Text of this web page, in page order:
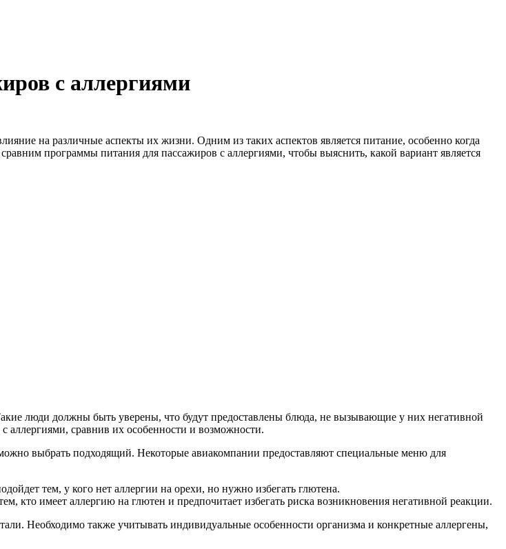
с аллергиями
на различные аспекты их жизни. Одним из таких аспектов является питание, особенно когда
программы питания для пассажиров с аллергиями, чтобы выяснить, какой вариант является
люди должны быть уверены, что будут предоставлены блюда, не вызывающие у них негативной
аллергиями, сравнив их особенности и возможности.
выбрать подходящий. Некоторые авиакомпании предоставляют специальные меню для
тем, у кого нет аллергии на орехи, но нужно избегать глютена.
кто имеет аллергию на глютен и предпочитает избегать риска возникновения негативной реакции.
Необходимо также учитывать индивидуальные особенности организма и конкретные аллергены,